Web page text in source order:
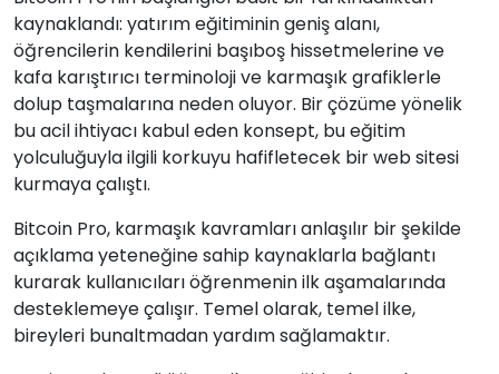
kaynaklandı: yatırım eğitiminin geniş alanı,
öğrencilerin kendilerini başıboş hissetmelerine ve
kafa karıştırıcı terminoloji ve karmaşık grafiklerle
dolup taşmalarına neden oluyor. Bir çözüme yönelik
bu acil ihtiyacı kabul eden konsept, bu eğitim
yolculuğuyla ilgili korkuyu hafifletecek bir web sitesi
kurmaya çalıştı.
Bitcoin Pro, karmaşık kavramları anlaşılır bir şekilde
açıklama yeteneğine sahip kaynaklarla bağlantı
kurarak kullanıcıları öğrenmenin ilk aşamalarında
desteklemeye çalışır. Temel olarak, temel ilke,
bireyleri bunaltmadan yardım sağlamaktır.